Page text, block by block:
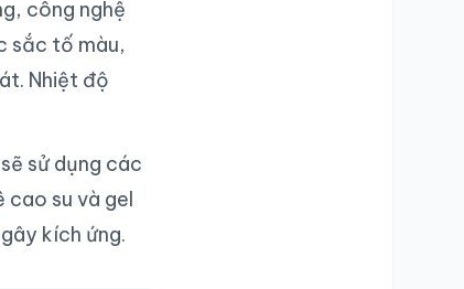
công nghệ
sắc tố màu,
Nhiệt độ
sử dụng các
su và gel
kích ứng.